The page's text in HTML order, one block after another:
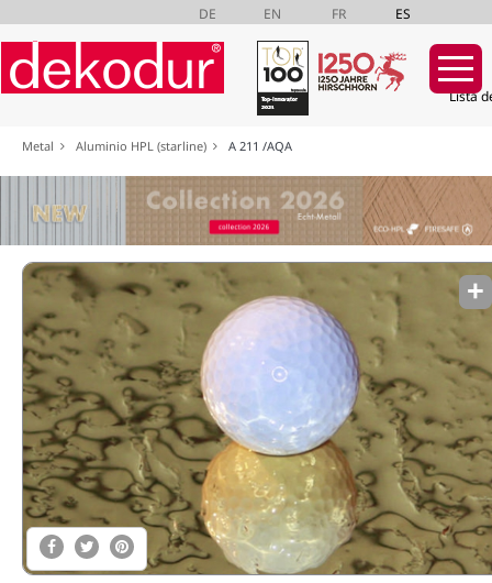
DE EN FR ES
Lista
navegación
Metal Aluminio HPL (starline) A 211 /AQA